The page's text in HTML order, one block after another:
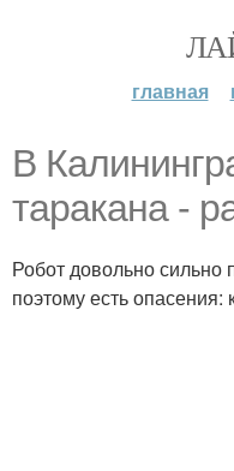
главная
В
таракана -
Робот довольно
поэтому есть опасения: